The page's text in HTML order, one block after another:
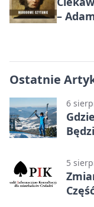
–
Ostatnie
6
5